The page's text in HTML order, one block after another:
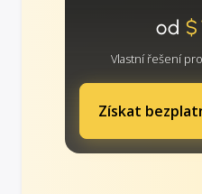
od
Vlastní řešení
Získat